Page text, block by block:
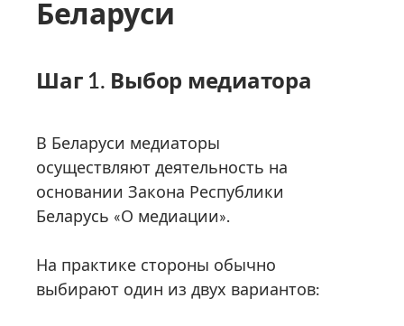
Беларуси
Шаг 1. Выбор медиатора
В Беларуси медиаторы
осуществляют деятельность на
основании Закона Республики
Беларусь «О медиации».
На практике стороны обычно
выбирают один из двух вариантов: